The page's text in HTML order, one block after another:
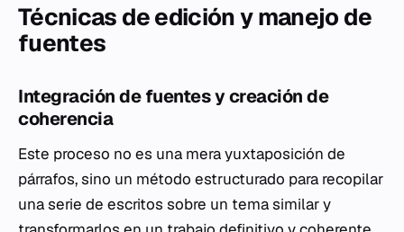
Técnicas de edición y manejo de
fuentes
Integración de fuentes y creación de
coherencia
Este proceso no es una mera yuxtaposición de
párrafos, sino un método estructurado para recopilar
una serie de escritos sobre un tema similar y